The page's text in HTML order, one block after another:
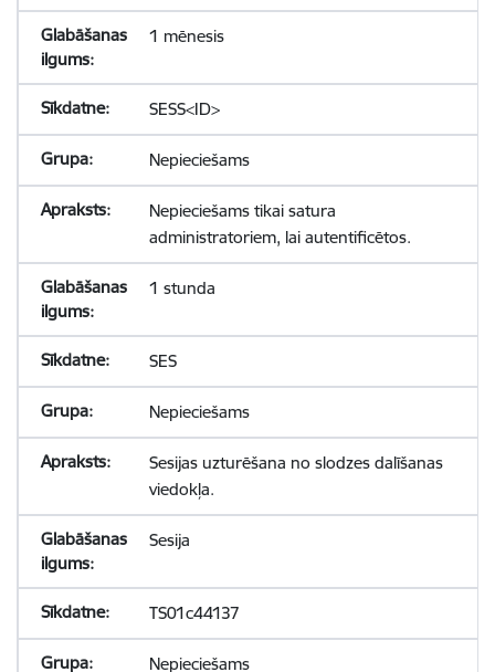
1 mēnesis
SESS<ID>
Nepieciešams
Nepieciešams tikai satura
administratoriem, lai autentificētos.
1 stunda
SES
Nepieciešams
Sesijas uzturēšana no slodzes dalīšanas
viedokļa.
Sesija
TS01c44137
Nepieciešams